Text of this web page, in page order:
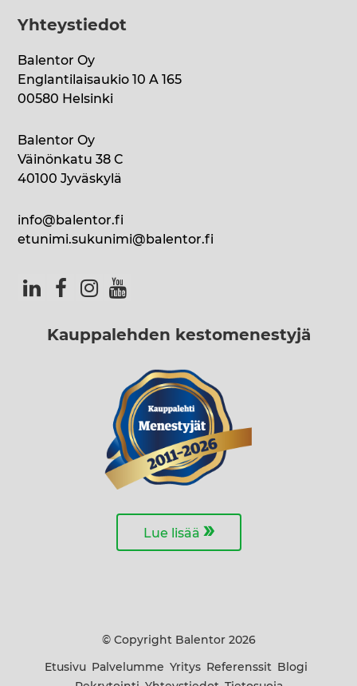
Yhteystiedot
Balentor Oy
Englantilaisaukio 10 A 165
00580 Helsinki
Balentor Oy
Väinönkatu 38 C
40100 Jyväskylä
info@balentor.fi
etunimi.sukunimi@balentor.fi
Kauppalehden kestomenestyjä
Lue lisää »
© Copyright Balentor 2026
Etusivu Palvelumme Yritys Referenssit
Blogi